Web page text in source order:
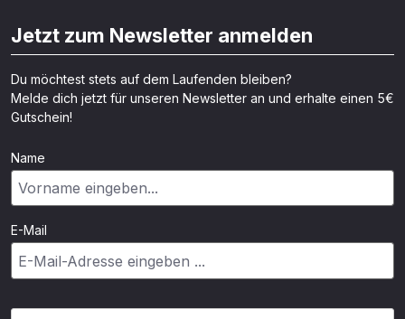
Jetzt zum Newsletter anmelden
Du möchtest stets auf dem Laufenden bleiben?
Melde dich jetzt für unseren Newsletter an und erhalte einen 5€
Gutschein!
Name
E-Mail